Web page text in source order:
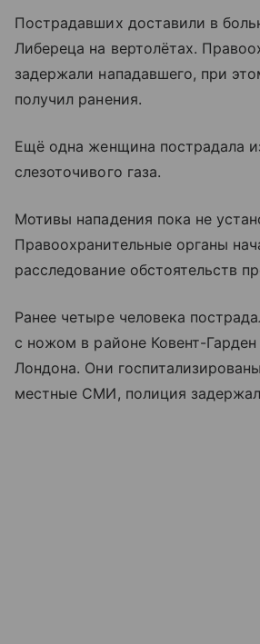
Пострадавших доставили в
Либереца на вертолётах.
задержали нападавшего, при
получил ранения.
Ещё одна женщина пострадала
слезоточивого газа.
Мотивы нападения пока не
Правоохранительные органы
расследование обстоятельств
Ранее четыре человека
с ножом в районе Ковент-Гарден
Лондона. Они
местные СМИ, полиция